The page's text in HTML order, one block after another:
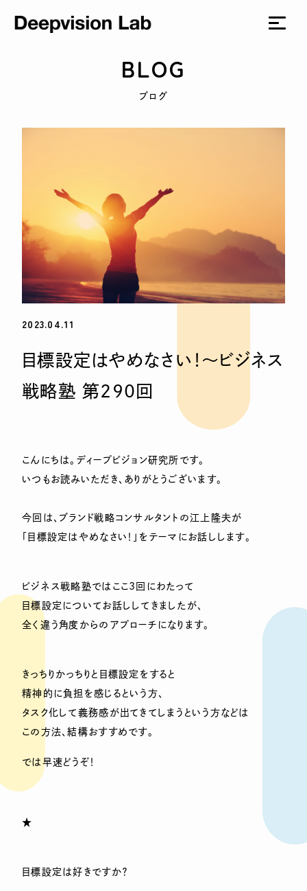
BLOG
ブログ
2023.04.11
目標設定はやめなさい！〜ビジネス
戦略塾 第290回
こんにちは。ディープビジョン研究所です。
いつもお読みいただき、ありがとうございます。
今回は、ブランド戦略コンサルタントの江上隆夫が
「目標設定はやめなさい！」をテーマにお話しします。
ビジネス戦略塾ではここ3回にわたって
目標設定についてお話ししてきましたが、
全く違う角度からのアプローチになります。
きっちりかっちりと目標設定をすると
精神的に負担を感じるという方、
タスク化して義務感が出てきてしまうという方などは
この方法、結構おすすめです。
では早速どうぞ！
★
目標設定は好きですか？